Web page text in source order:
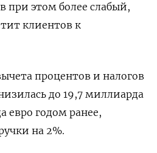
при этом более слабый,
клиентов к
процентов и налогов
до 19,7 миллиарда
евро годом ранее,
на 2%.